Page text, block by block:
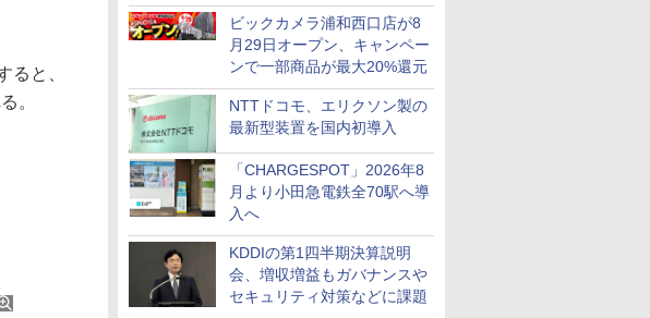
ビックカメラ浦和西口店が8
月29日オープン、キャンペー
ンで一部商品が最大20%還元
NTTドコモ、エリクソン製の
最新型装置を国内初導入
「CHARGESPOT」2026年8
月より小田急電鉄全70駅へ導
入へ
KDDIの第1四半期決算説明
会、増収増益もガバナンスや
セキュリティ対策などに課題
と、
。